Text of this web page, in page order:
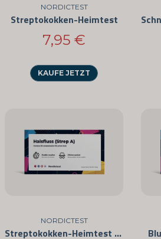
NORDICTEST
Streptokokken-Heimtest
7,95 €
KAUFE JETZT
NORDICTEST
Streptokokken-Heimtest (3er-Pack)